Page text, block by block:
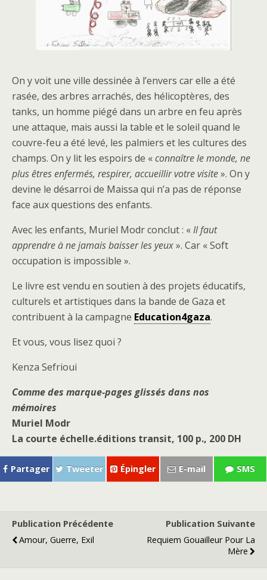
On y voit une ville dessinée à l’envers car elle a été
rasée, des arbres arrachés, des hélicoptères, des
tanks, un homme piégé dans un arbre en feu après
une attaque, mais aussi la table et le soleil quand le
couvre-feu a été levé, les palmiers et les cultures des
champs. On y lit les espoirs de «connaître le monde, ne
plus êtres enfermés, respirer, accueillir votre visite». On y
devine le désarroi de Maissa qui n’a pas de réponse
face aux questions des enfants.
Avec les enfants, Muriel Modr conclut : «Il faut
apprendre à ne jamais baisser les yeux». Car « Soft
occupation is impossible ».
Le livre est vendu en soutien à des projets éducatifs,
culturels et artistiques dans la bande de Gaza et
contribuent à la campagne Education4gaza.
Et vous, vous lisez quoi ?
Kenza Sefrioui
Comme des marque-pages glissés dans nos
mémoires
Muriel Modr
La courte échelle.éditions transit, 100 p., 200 DH
Partager Tweeter Épingler E-mail SMS
Publication Précédente
Amour, Guerre, Exil
Publication Suivante
Requiem Gouailleur Pour La
Mère